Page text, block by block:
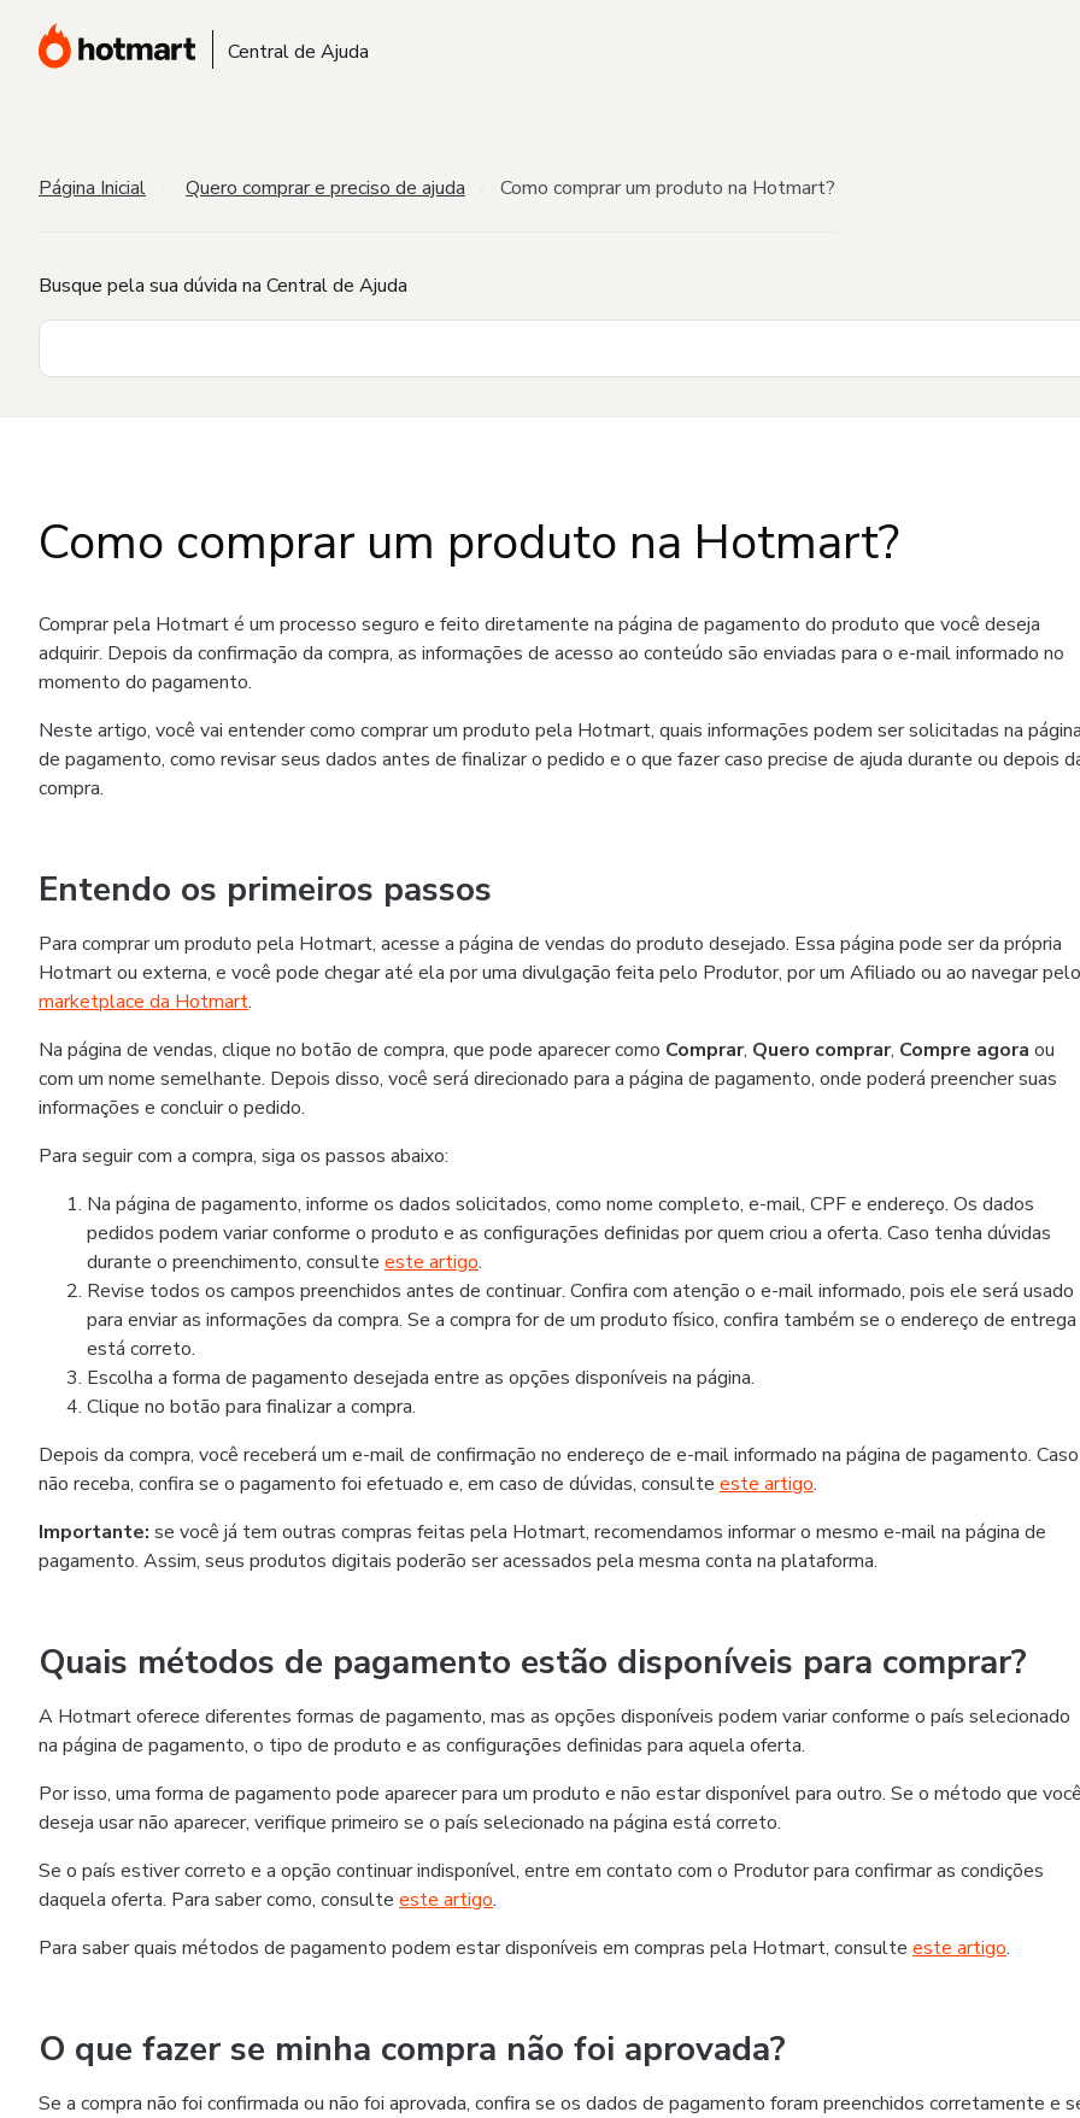
Central de Ajuda
Página Inicial Quero comprar e preciso de ajuda Como comprar um produto na Hotmart?
Busque pela sua dúvida na Central de Ajuda
Como comprar um produto na Hotmart?
Comprar pela Hotmart é um processo seguro e feito diretamente na página de pagamento do produto que você deseja
adquirir. Depois da confirmação da compra, as informações de acesso ao conteúdo são enviadas para o e-mail informado no
momento do pagamento.
Neste artigo, você vai entender como comprar um produto pela Hotmart, quais informações podem ser solicitadas na
de pagamento, como revisar seus dados antes de finalizar o pedido e o que fazer caso precise de ajuda durante ou depois
compra.
Entendo os primeiros passos
Para comprar um produto pela Hotmart, acesse a página de vendas do produto desejado. Essa página pode ser da própria
Hotmart ou externa, e você pode chegar até ela por uma divulgação feita pelo Produtor, por um Afiliado ou ao navegar pelo
marketplace da Hotmart.
Na página de vendas, clique no botão de compra, que pode aparecer como Comprar, Quero comprar, Compre agora ou
com um nome semelhante. Depois disso, você será direcionado para a página de pagamento, onde poderá preencher suas
informações e concluir o pedido.
Para seguir com a compra, siga os passos abaixo:
Na página de pagamento, informe os dados solicitados, como nome completo, e-mail, CPF e endereço. Os dados
pedidos podem variar conforme o produto e as configurações definidas por quem criou a oferta. Caso tenha dúvidas
durante o preenchimento, consulte este artigo.
Revise todos os campos preenchidos antes de continuar. Confira com atenção o e-mail informado, pois ele será usado
para enviar as informações da compra. Se a compra for de um produto físico, confira também se o endereço de entrega
está correto.
Escolha a forma de pagamento desejada entre as opções disponíveis na página.
Clique no botão para finalizar a compra.
Depois da compra, você receberá um e-mail de confirmação no endereço de e-mail informado na página de pagamento. Caso
não receba, confira se o pagamento foi efetuado e, em caso de dúvidas, consulte este artigo.
Importante: se você já tem outras compras feitas pela Hotmart, recomendamos informar o mesmo e-mail na página de
pagamento. Assim, seus produtos digitais poderão ser acessados pela mesma conta na plataforma.
Quais métodos de pagamento estão disponíveis para comprar?
A Hotmart oferece diferentes formas de pagamento, mas as opções disponíveis podem variar conforme o país selecionado
na página de pagamento, o tipo de produto e as configurações definidas para aquela oferta.
Por isso, uma forma de pagamento pode aparecer para um produto e não estar disponível para outro. Se o método que
deseja usar não aparecer, verifique primeiro se o país selecionado na página está correto.
Se o país estiver correto e a opção continuar indisponível, entre em contato com o Produtor para confirmar as condições
daquela oferta. Para saber como, consulte este artigo.
Para saber quais métodos de pagamento podem estar disponíveis em compras pela Hotmart, consulte este artigo.
O que fazer se minha compra não foi aprovada?
Se a compra não foi confirmada ou não foi aprovada, confira se os dados de pagamento foram preenchidos corretamente e